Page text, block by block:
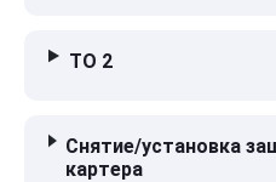
ТО 2
Снятие/установка
картера